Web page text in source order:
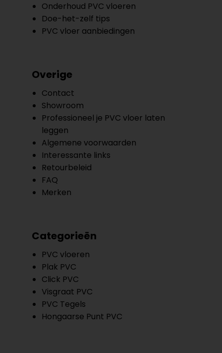
Onderhoud PVC vloeren
Doe-het-zelf tips
PVC vloer aanbiedingen
Overige
Contact
Showroom
Professioneel je PVC vloer laten
leggen
Algemene voorwaarden
Interessante links
Retourbeleid
FAQ
Merken
Categorieën
PVC vloeren
Plak PVC
Click PVC
Visgraat PVC
PVC Tegels
Hongaarse Punt PVC